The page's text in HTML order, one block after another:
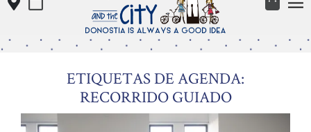
ETIQUETAS DE AGENDA:
RECORRIDO GUIADO